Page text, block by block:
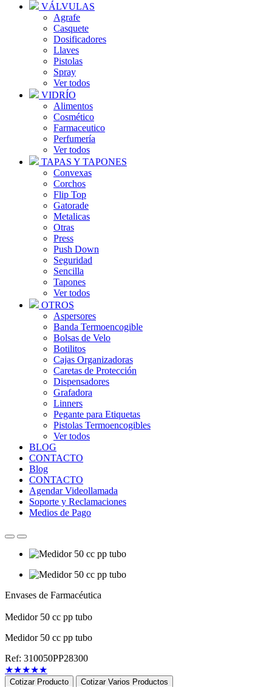
VÁLVULAS
Agrafe
Casquete
Dosificadores
Llaves
Pistolas
Spray
Ver todos
VIDRÍO
Alimentos
Cosmético
Farmaceutico
Perfumería
Ver todos
TAPAS Y TAPONES
Convexas
Corchos
Flip Top
Gatorade
Metalicas
Otras
Press
Push Down
Seguridad
Sencilla
Tapones
Ver todos
OTROS
Aspersores
Banda Termoencogible
Bolsas de Velo
Botilitos
Cajas Organizadoras
Caretas de Protección
Dispensadores
Grafadora
Linners
Pegante para Etiquetas
Pistolas Termoencogibles
Ver todos
BLOG
CONTACTO
Blog
CONTACTO
Agendar Videollamada
Soporte y Reclamaciones
Medios de Pago
Envases de Farmacéutica
Medidor 50 cc pp tubo
Medidor 50 cc pp tubo
Ref: 310050PP28300
★★★★★
Cotizar Producto Cotizar Varios Productos